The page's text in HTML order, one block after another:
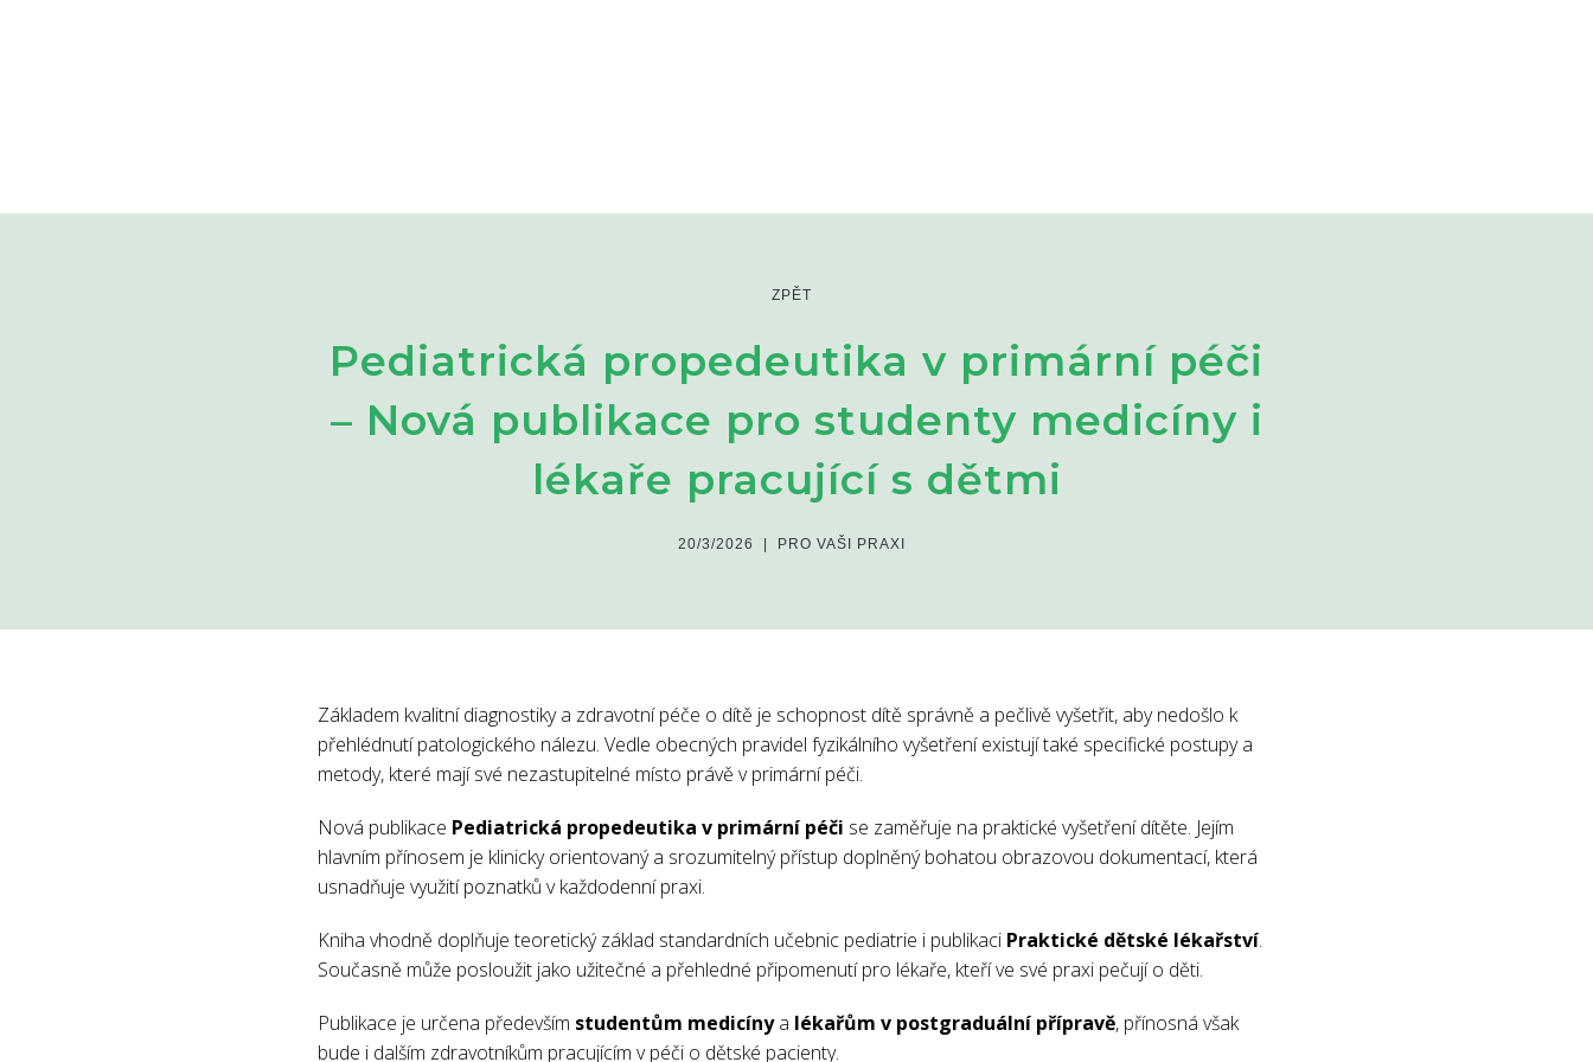
ZPĚT
Pediatrická propedeutika v primární péči
– Nová publikace pro studenty medicíny i
lékaře pracující s dětmi
20/3/2026 PRO VAŠI PRAXI
Základem kvalitní diagnostiky a zdravotní péče o dítě je schopnost dítě správně a pečlivě vyšetřit, aby nedošlo k
přehlédnutí patologického nálezu. Vedle obecných pravidel fyzikálního vyšetření existují také specifické postupy a
metody, které mají své nezastupitelné místo právě v primární péči.
Nová publikace Pediatrická propedeutika v primární péči se zaměřuje na praktické vyšetření dítěte. Jejím
hlavním přínosem je klinicky orientovaný a srozumitelný přístup doplněný bohatou obrazovou dokumentací, která
usnadňuje využití poznatků v každodenní praxi.
Kniha vhodně doplňuje teoretický základ standardních učebnic pediatrie i publikaci Praktické dětské lékařství.
Současně může posloužit jako užitečné a přehledné připomenutí pro lékaře, kteří ve své praxi pečují o děti.
Publikace je určena především studentům medicínya lékařům v postgraduální přípravě, přínosná však
bude i dalším zdravotníkům pracujícím v péči o dětské pacienty.